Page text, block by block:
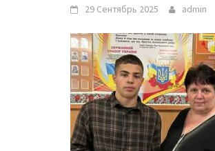
29 Сентябрь 2025 admin